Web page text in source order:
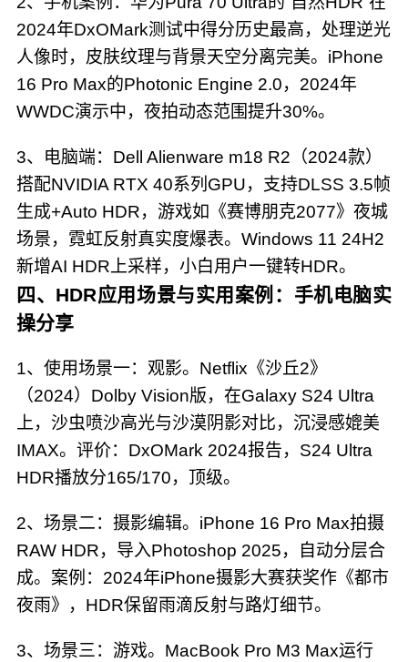
2024年DxOMark测试中得分历史最高，处理逆光
人像时，皮肤纹理与背景天空分离完美。iPhone
16 Pro Max的Photonic Engine 2.0，2024年
WWDC演示中，夜拍动态范围提升30%。
3、电脑端：Dell Alienware m18 R2（2024款）
搭配NVIDIA RTX 40系列GPU，支持DLSS 3.5帧
生成+Auto HDR，游戏如《赛博朋克2077》夜城
场景，霓虹反射真实度爆表。Windows 11 24H2
新增AI HDR上采样，小白用户一键转HDR。
四、HDR应用场景与实用案例：手机电脑实
操分享
1、使用场景一：观影。Netflix《沙丘2》
（2024）Dolby Vision版，在Galaxy S24 Ultra
上，沙虫喷沙高光与沙漠阴影对比，沉浸感媲美
IMAX。评价：DxOMark 2024报告，S24 Ultra
HDR播放分165/170，顶级。
2、场景二：摄影编辑。iPhone 16 Pro Max拍摄
RAW HDR，导入Photoshop 2025，自动分层合
成。案例：2024年iPhone摄影大赛获奖作《都市
夜雨》，HDR保留雨滴反射与路灯细节。
3、场景三：游戏。MacBook Pro M3 Max运行